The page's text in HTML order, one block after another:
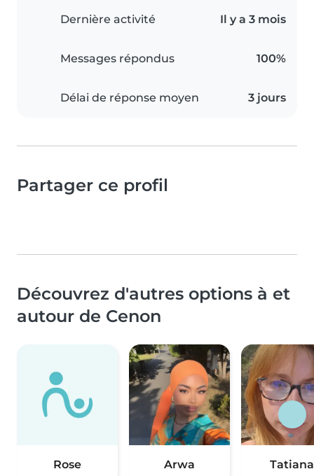
Dernière activité Il y a 3 mois
Messages répondus 100%
Délai de réponse moyen 3 jours
Partager ce profil
Découvrez d'autres options à et
autour de Cenon
Rose Arwa Tatiana